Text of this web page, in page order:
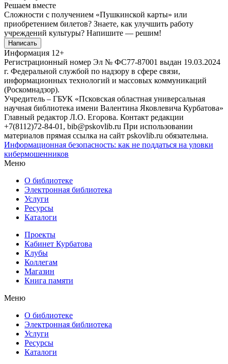
Решаем вместе
Сложности с получением «Пушкинской карты» или
приобретением билетов? Знаете, как улучшить работу
учреждений культуры? Напишите — решим!
Написать
Информация 12+
Регистрационный номер Эл № ФС77-87001 выдан 19.03.2024
г. Федеральной службой по надзору в сфере связи,
информационных технологий и массовых коммуникаций
(Роскомнадзор).
Учредитель – ГБУК «Псковская областная универсальная
научная библиотека имени Валентина Яковлевича Курбатова»
Главный редактор Л.О. Егорова. Контакт редакции
+7(8112)72-84-01, bib@pskovlib.ru При использовании
материалов прямая ссылка на сайт pskovlib.ru обязательна.
Информационная безопасность: как не поддаться на уловки
кибермошенников
Меню
О библиотеке
Электронная библиотека
Услуги
Ресурсы
Каталоги
Проекты
Кабинет Курбатова
Клубы
Коллегам
Магазин
Книга памяти
Меню
О библиотеке
Электронная библиотека
Услуги
Ресурсы
Каталоги